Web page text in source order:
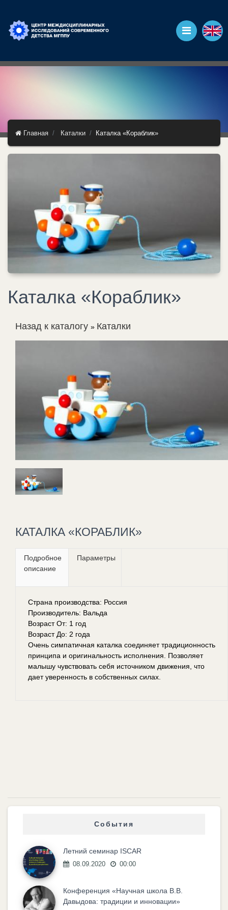
Главная Каталки Каталка «Кораблик»
Каталка «Кораблик»
Назад к каталогу Каталки
КАТАЛКА «КОРАБЛИК»
Подробное
описание
Параметры
Страна производства: Россия
Производитель: Вальда
Возраст От: 1 год
Возраст До: 2 года
Очень симпатичная каталка соединяет традиционность
принципа и оригинальность исполнения. Позволяет
малышу чувствовать себя источником движения, что
дает уверенность в собственных силах.
События
Летний семинар ISCAR
08.09.2020 00:00
Конференция «Научная школа В.В.
Давыдова: традиции и инновации»